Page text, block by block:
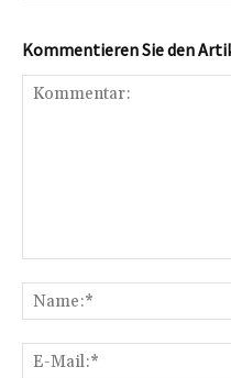
Kommentieren Sie den